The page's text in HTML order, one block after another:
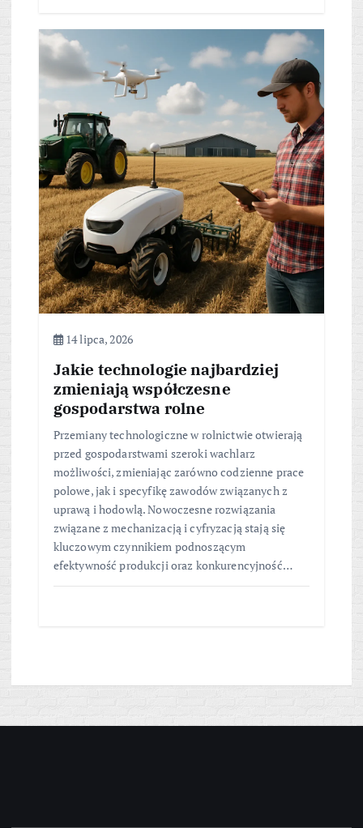
14 lipca, 2026
Jakie technologie najbardziej
zmieniają współczesne
gospodarstwa rolne
Przemiany technologiczne w rolnictwie otwierają
przed gospodarstwami szeroki wachlarz
możliwości, zmieniając zarówno codzienne prace
polowe, jak i specyfikę zawodów związanych z
uprawą i hodowlą. Nowoczesne rozwiązania
związane z mechanizacją i cyfryzacją stają się
kluczowym czynnikiem podnoszącym
efektywność produkcji oraz konkurencyjność…